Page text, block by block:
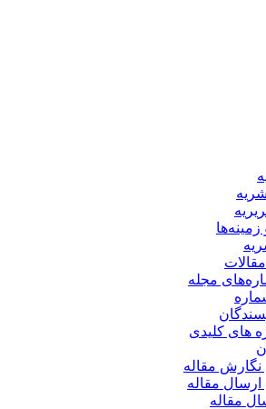
مجله
های کلیدی
نگارش مقاله
ارسال مقاله
مقاله